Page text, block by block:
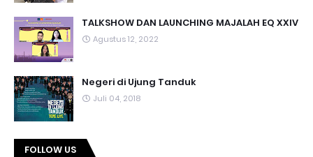
TALKSHOW DAN LAUNCHING MAJALAH EQ XXIV
Agustus 12, 2022
Negeri di Ujung Tanduk
Juli 04, 2018
FOLLOW US